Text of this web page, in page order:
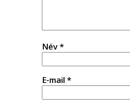
Név*
E-mail *